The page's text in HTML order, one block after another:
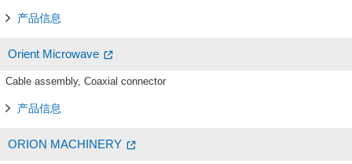
产品信息
Orient Microwave
Cable assembly, Coaxial connector
产品信息
ORION MACHINERY